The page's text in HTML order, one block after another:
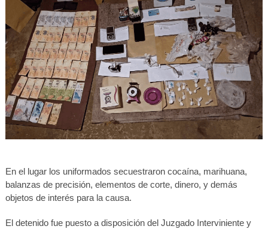
En el lugar los uniformados secuestraron cocaína, marihuana,
balanzas de precisión, elementos de corte, dinero, y demás
objetos de interés para la causa.
El detenido fue puesto a disposición del Juzgado Interviniente y